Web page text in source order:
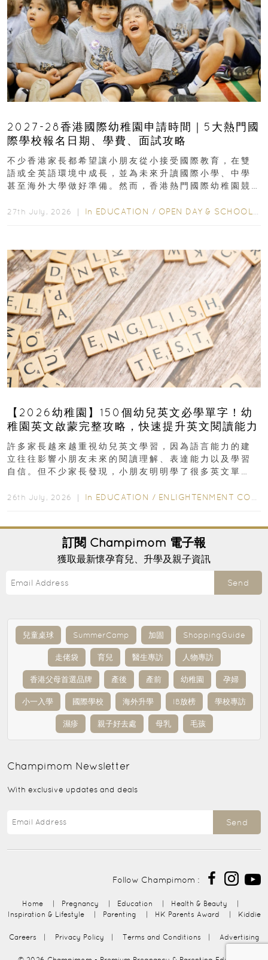
2027-28香港國際幼稚園申請時間｜5大熱門國
際學校報名日期、學費、面試攻略
不少香港家長都希望讓小朋友從小接受國際教育，在雙
語或全英語環境中成長，並為未來升讀國際小學、中學
甚至海外大學做好準備。然而，香港熱門國際幼稚園競
27th July, 2026 ｜ In EDUCATION / OPEN DAY & SCHOOL EVENTS
【2026幼稚園】150個幼兒英文必學單字！幼
稚園英文啟蒙完整攻略，快速提升英文閱讀能力
許多家長越來越重視幼兒英文學習，因為語言能力的建
立往往影響小朋友未來的閱讀理解、表達能力以及學習
自信。但不少家長發現，小朋友明明學了很多英文單
26th July, 2026 ｜ In EDUCATION / ENLIGHTENMENT CORNER
訂閱 Champimom 電子報
獲取最新懷孕育兒、升學及親子資訊
Send
兒童桌球 SummerCamp 加固 ShoppingGuide
走佬袋 育兒 醫生專訪 人物專訪
香港父母首選品牌 產後 產前 幼稚園 孕婦
小一入學 國際學校 海外升學 IB放榜 學校專訪
濕疹 親子好去處 母乳 毛孩
Champimom Newsletter
With exclusive updates and deals
Send
Follow Champimom :
Home Pregnancy Education Health & Beauty
Inspiration & Lifestyle
Parenting HK Parents Award Kiddie
Careers Privacy Policy Terms and Conditions Advertising